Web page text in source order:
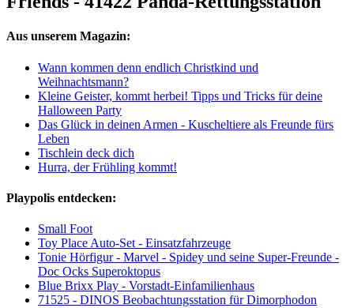
Aus unserem Magazin:
Wann kommen denn endlich Christkind und
Weihnachtsmann?
Kleine Geister, kommt herbei! Tipps und Tricks für deine
Halloween Party
Das Glück in deinen Armen - Kuscheltiere als Freunde fürs
Leben
Tischlein deck dich
Hurra, der Frühling kommt!
Playpolis entdecken:
Small Foot
Toy Place Auto-Set - Einsatzfahrzeuge
Tonie Hörfigur - Marvel - Spidey und seine Super-Freunde -
Doc Ocks Superoktopus
Blue Brixx Play - Vorstadt-Einfamilienhaus
71525 - DINOS Beobachtungsstation für Dimorphodon